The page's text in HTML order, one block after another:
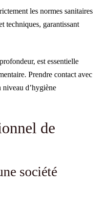
les normes sanitaires
techniques, garantissant
est essentielle
Prendre contact avec
niveau d’hygiène
de
société